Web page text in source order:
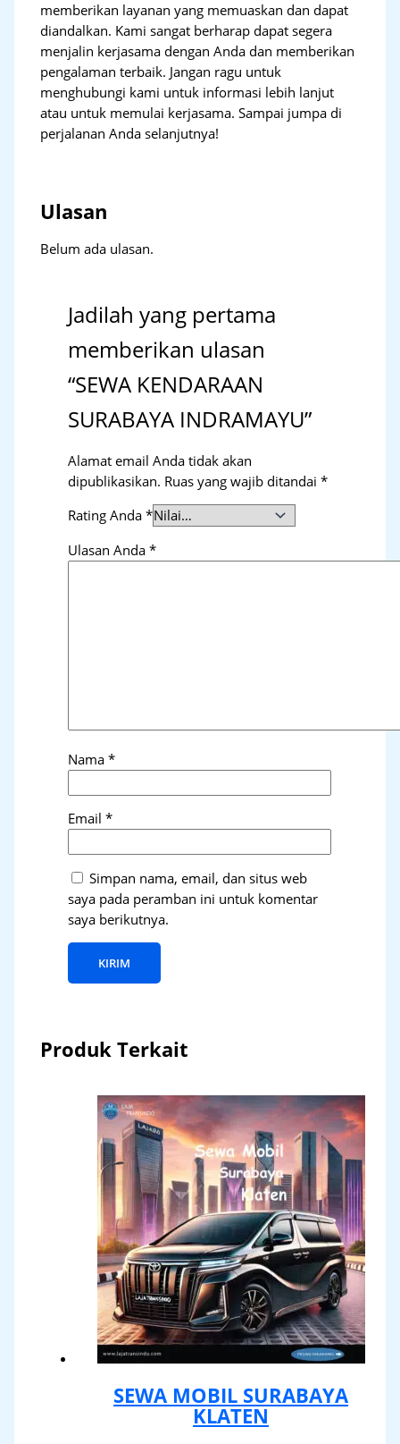
memberikan layanan yang memuaskan dan dapat
diandalkan. Kami sangat berharap dapat segera
menjalin kerjasama dengan Anda dan memberikan
pengalaman terbaik. Jangan ragu untuk
menghubungi kami untuk informasi lebih lanjut
atau untuk memulai kerjasama. Sampai jumpa di
perjalanan Anda selanjutnya!
Ulasan
Belum ada ulasan.
Jadilah yang pertama
memberikan ulasan
“SEWA KENDARAAN
SURABAYA INDRAMAYU”
Alamat email Anda tidak akan
dipublikasikan. Ruas yang wajib ditandai*
Rating Anda*
Ulasan Anda*
Nama*
Email*
Simpan nama, email, dan situs web
saya pada peramban ini untuk komentar
saya berikutnya.
Produk Terkait
SEWA MOBIL SURABAYA
KLATEN